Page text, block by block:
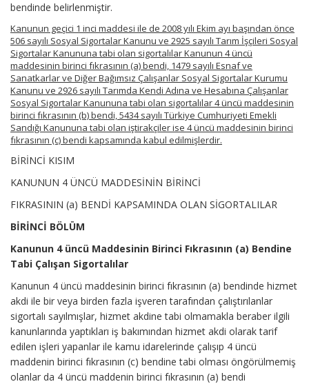
bendinde belirlenmiştir.
Kanunun geçici 1 inci maddesi ile de 2008 yılı Ekim ayı başından önce
506 sayılı Sosyal Sigortalar Kanunu ve 2925 sayılı Tarım İşçileri Sosyal
Sigortalar Kanununa tabi olan sigortalılar Kanunun 4 üncü
maddesinin birinci fıkrasının (a) bendi, 1479 sayılı Esnaf ve
Sanatkarlar ve Diğer Bağımsız Çalışanlar Sosyal Sigortalar Kurumu
Kanunu ve 2926 sayılı Tarımda Kendi Adına ve Hesabına Çalışanlar
Sosyal Sigortalar Kanununa tabi olan sigortalılar 4 üncü maddesinin
birinci fıkrasının (b) bendi, 5434 sayılı Türkiye Cumhuriyeti Emekli
Sandığı Kanununa tabi olan iştirakçiler ise 4 üncü maddesinin birinci
fıkrasının (c) bendi kapsamında kabul edilmişlerdir.
BİRİNCİ KISIM
KANUNUN 4 ÜNCÜ MADDESİNİN BİRİNCİ
FIKRASININ (a) BENDİ KAPSAMINDA OLAN SİGORTALILAR
BİRİNCİ BÖLÜM
Kanunun 4 üncü Maddesinin Birinci Fıkrasının (a) Bendine
Tabi Çalışan Sigortalılar
Kanunun 4 üncü maddesinin birinci fıkrasının (a) bendinde hizmet
akdi ile bir veya birden fazla işveren tarafından çalıştırılanlar
sigortalı sayılmışlar, hizmet akdine tabi olmamakla beraber ilgili
kanunlarında yaptıkları iş bakımından hizmet akdi olarak tarif
edilen işleri yapanlar ile kamu idarelerinde çalışıp 4 üncü
maddenin birinci fıkrasının (c) bendine tabi olması öngörülmemiş
olanlar da 4 üncü maddenin birinci fıkrasının (a) bendi